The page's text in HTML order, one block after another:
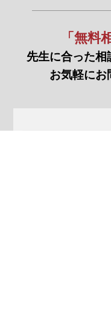
「無料
先生に合った相
お気軽にお